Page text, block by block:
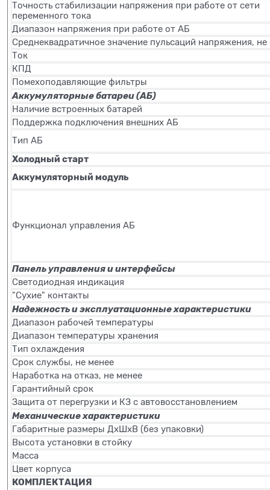
Точность стабилизации напряжения при работе от сети
переменного тока
Диапазон напряжения при работе от АБ
Среднеквадратичное значение пульсаций напряжения, не
Ток
КПД
Помехоподавляющие фильтры
Аккумуляторные батареи (АБ)
Наличие встроенных батарей
Поддержка подключения внешних АБ
Тип АБ
Холодный старт
Аккумуляторный модуль
Функционал управления АБ
Панель управления и интерфейсы
Светодиодная индикация
"Сухие" контакты
Надежность и эксплуатационные характеристики
Диапазон рабочей температуры
Диапазон температуры хранения
Тип охлаждения
Срок службы, не менее
Наработка на отказ, не менее
Гарантийный срок
Защита от перегрузки и КЗ с автовосстановлением
Механические характеристики
Габаритные размеры ДхШхВ (без упаковки)
Высота установки в стойку
Масса
Цвет корпуса
КОМПЛЕКТАЦИЯ